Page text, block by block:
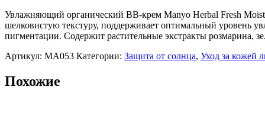
Herbal
Fresh
Moist
Cream
PA++,30мл
Увлажняющий органический BB-крем Manyo Herbal Fresh Moist
шелковистую текстуру, поддерживает оптимальный уровень
пигментации. Содержит растительные экстракты розмарина,
Артикул: MA053 Категории: Защита от солнца, Уход за кожей
Похожие